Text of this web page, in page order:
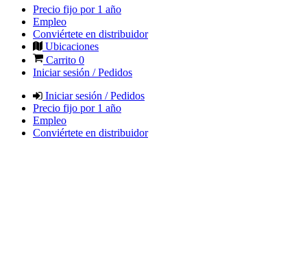
Precio fijo por 1 año
Empleo
Conviértete en distribuidor
Ubicaciones
Carrito 0
Iniciar sesión / Pedidos
Iniciar sesión / Pedidos
Precio fijo por 1 año
Empleo
Conviértete en distribuidor